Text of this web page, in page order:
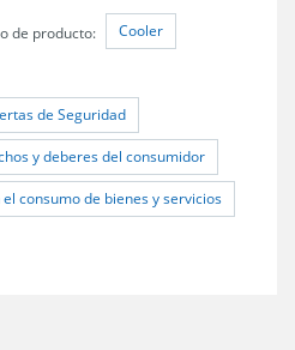
de producto: Cooler
de Seguridad
y deberes del consumidor
consumo de bienes y servicios